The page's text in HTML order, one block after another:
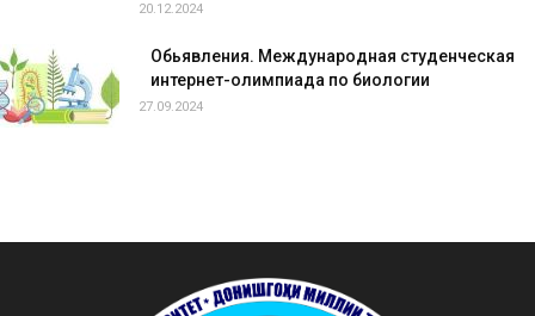
20.12.2024
Обьявления. Международная студенческая
интернет-олимпиада по биологии
27.09.2024